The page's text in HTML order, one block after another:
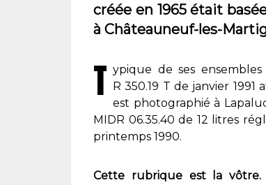
créée en 1965 était
à Châteauneuf-les-
T ypique de ses
R 350.19 T de janvier
est photographié à
MIDR 06.35.40 de 12 litres
printemps 1990.
Cette rubrique est la vôtre.